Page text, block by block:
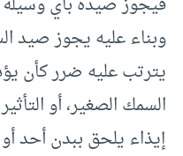
وبناء عليه يجوز صيد
يترتب عليه ضرر كأن
السمك الصغير، أو
إيذاء يلحق ببدن أحد